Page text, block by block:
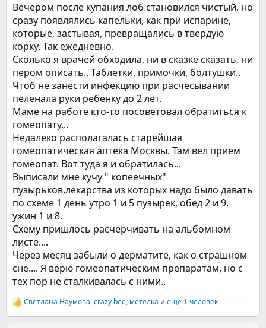
Вечером после купания лоб становился чистый, но
сразу появлялись капельки, как при испарине,
которые, застывая, превращались в твердую
корку. Так ежедневно.
Сколько я врачей обходила, ни в сказке сказать, ни
пером описать.. Таблетки, примочки, болтушки..
Чтоб не занести инфекцию при расчесывании
пеленала руки ребенку до 2 лет.
Маме на работе кто-то посоветовал обратиться к
гомеопату...
Недалеко располагалась старейшая
гомеопатическая аптека Москвы. Там вел прием
гомеопат. Вот туда я и обратилась...
Выписали мне кучу " копеечных"
пузырьков,лекарства из которых надо было давать
по схеме 1 день утро 1 и 5 пузырек, обед 2 и 9,
ужин 1 и 8.
Схему пришлось расчерчивать на альбомном
листе....
Через месяц забыли о дерматите, как о страшном
сне.... Я верю гомеопатическим препаратам, но с
тех пор не сталкивалась с ними..
Р
е
Светлана Наумова,crazy bee, метелка и ещё 1 человек